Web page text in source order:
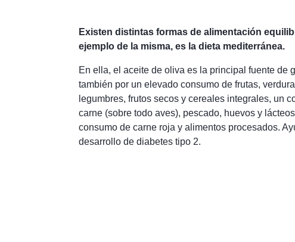
Existen distintas formas de alimentación
ejemplo de la misma, es la dieta mediterránea.
En ella, el aceite de oliva es la principal fuente de
también por un elevado consumo de frutas,
legumbres, frutos secos y cereales integrales, un
carne (sobre todo aves), pescado, huevos y
consumo de carne roja y alimentos procesados.
desarrollo de diabetes tipo 2.